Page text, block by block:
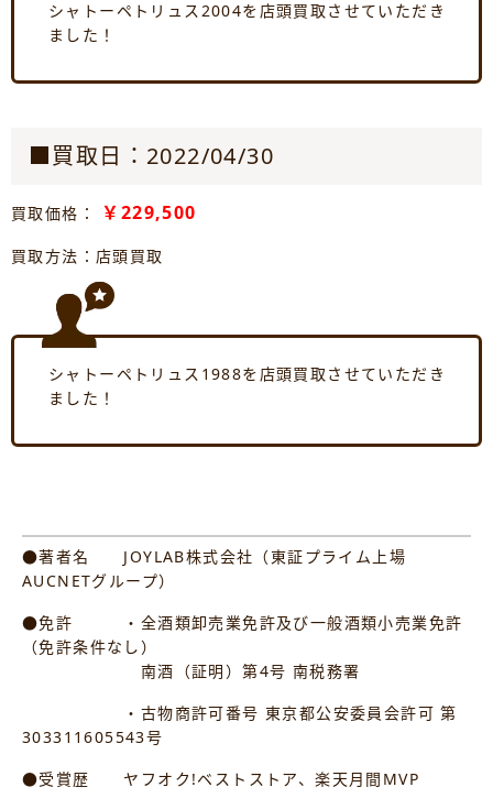
シャトーペトリュス2004を店頭買取させていただき
ました！
■買取日：2022/04/30
買取価格： ￥229,500
買取方法：店頭買取
シャトーペトリュス1988を店頭買取させていただき
ました！
●著者名 JOYLAB株式会社（東証プライム上場
AUCNETグループ）
●免許 ・全酒類卸売業免許及び一般酒類小売業免許
（免許条件なし）
南酒（証明）第4号 南税務署
・古物商許可番号 東京都公安委員会許可 第
303311605543号
●受賞歴 ヤフオク!ベストストア、楽天月間MVP